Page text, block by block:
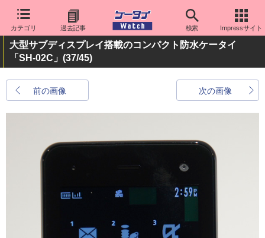
カテゴリ 過去記事 検索 Impressサイト
大型サブディスプレイ搭載のコンパクト防水ケータイ
「SH-02C」 (37/45)
前の画像 次の画像